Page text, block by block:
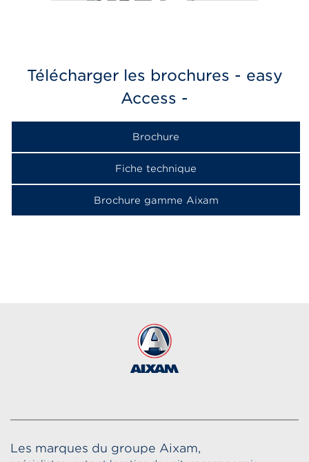
à partir de 13 299
Télécharger les brochures - easy
Access -
Brochure
Fiche technique
Brochure gamme Aixam
Les marques du groupe Aixam,